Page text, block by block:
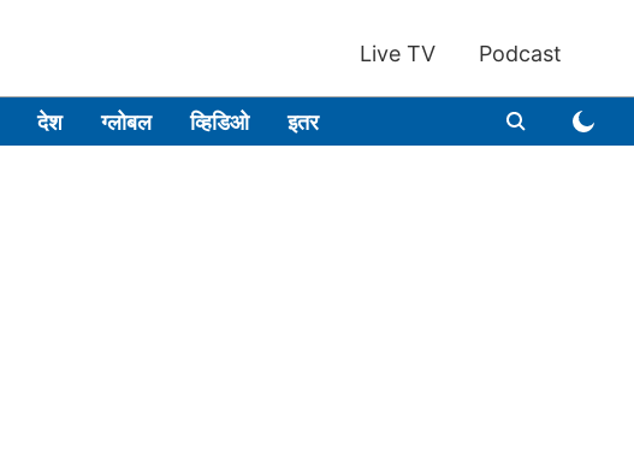
Live TV Podcast
देश ग्लोबल व्हिडिओ इतर